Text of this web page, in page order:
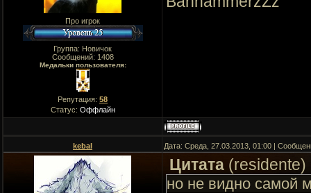
Про игрок
Группа: Новичок
Сообщений: 1408
Медальки пользователя:
Репутация: 58
Статус: Оффлайн
kebal Дата: Среда, 27.03.2013, 01:00 |
Цитата (residente)
но не видно самой